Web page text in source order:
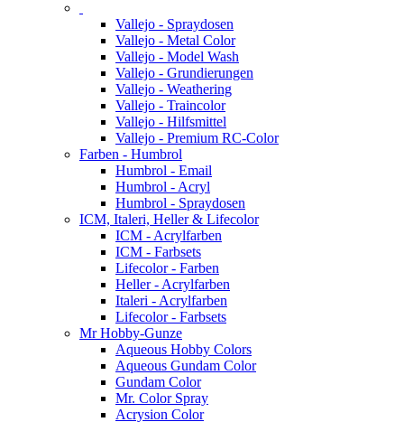
Vallejo - Spraydosen
Vallejo - Metal Color
Vallejo - Model Wash
Vallejo - Grundierungen
Vallejo - Weathering
Vallejo - Traincolor
Vallejo - Hilfsmittel
Vallejo - Premium RC-Color
Farben - Humbrol
Humbrol - Email
Humbrol - Acryl
Humbrol - Spraydosen
ICM, Italeri, Heller & Lifecolor
ICM - Acrylfarben
ICM - Farbsets
Lifecolor - Farben
Heller - Acrylfarben
Italeri - Acrylfarben
Lifecolor - Farbsets
Mr Hobby-Gunze
Aqueous Hobby Colors
Aqueous Gundam Color
Gundam Color
Mr. Color Spray
Acrysion Color